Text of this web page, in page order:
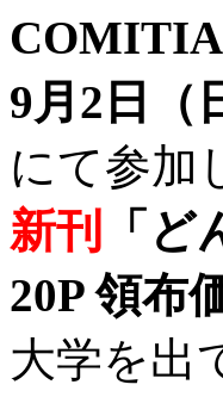
9月2日（
にて参加
新刊
「
20P 領布
大学を出